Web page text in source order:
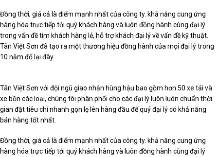
Đồng thời, giá cả là điểm mạnh nhất của công ty. khả năng cung ứng
hàng hóa trực tiếp tới quý khách hàng và luôn đồng hành cùng đại lý
trong vấn đề tìm khách hàng lẻ, hỗ trợ khách đại lý về vấn đề kỹ thuật.
Tân Việt Sơn đã tạo ra một thương hiệu đồng hành của mọi đại lý trong
10 năm đổ lại đây.
Tân Việt Sơn với đội ngũ giao nhận hùng hậu bao gồm hơn 50 xe tải và
xe bồn các loại, chúng tôi phân phối cho các đại lý luôn luôn chuẩn thời
gian đặt tiêu chí nhanh gọn lẹ lên hàng đầu để quý đại lý có khả năng
bán hàng tốt nhất.
Đồng thời, giá cả là điểm mạnh nhất của công ty. khả năng cung ứng
hàng hóa trực tiếp tới quý khách hàng và luôn đồng hành cùng đại lý